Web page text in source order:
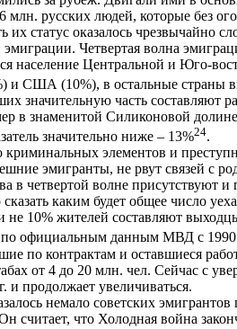
русских людей, которые без
статус оказалось чрезвычайно
Четвертая волна
Центральной и Юго-
и США (10%), в остальные страны
значительную часть
в знаменитой Силиконовой
значительно ниже – 13%24.
криминальных элементов и
эмигранты, не рвут связей с
в четвертой волне присутствуют
каким будет общее число
10% жителей составляют
официальным данным МВД с 1990
по контрактам и оставшиеся
от 4 до 20 млн. чел. Сейчас с
и продолжает увеличиваться.
немало советских
что Холодная война